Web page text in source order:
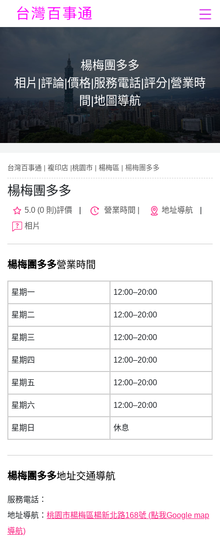
楊梅團多多
相片|評論|價格|服務電話|評分|營業時
間|地圖導航
台灣百事通 | 複印店 |桃園市 | 楊梅區 | 楊梅團多多
楊梅團多多
5.0 (0 則)評價 營業時間 | 地址導航
相片
楊梅團多多營業時間
星期一 12:00–20:00
星期二 12:00–20:00
星期三 12:00–20:00
星期四 12:00–20:00
星期五 12:00–20:00
星期六 12:00–20:00
星期日 休息
楊梅團多多地址交通導航
服務電話：
地址導航： 桃園市楊梅區楊新北路168號 (點我Google map
導航)